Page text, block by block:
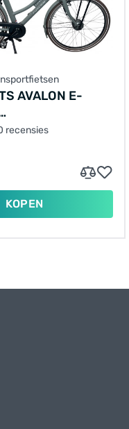
AVALON E-
36V 15AH
recensies
KOPEN